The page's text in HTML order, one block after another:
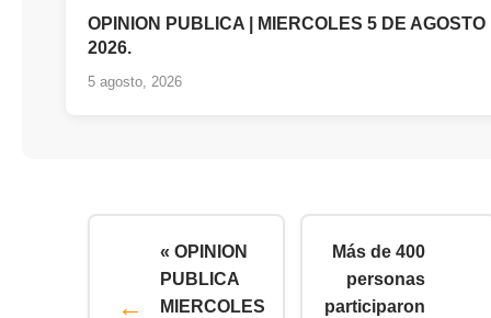
OPINION PUBLICA | MIERCOLES 5 DE AGOSTO
2026.
5 agosto, 2026
« OPINION
PUBLICA
MIERCOLES
Más de 400
personas
participaron